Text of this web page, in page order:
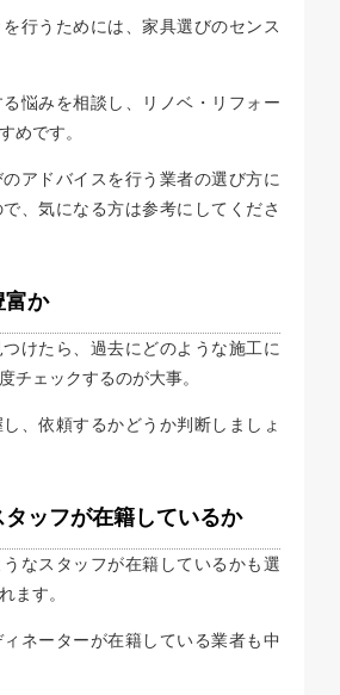
行うためには、家具選びのセンス
悩みを相談し、リノベ・リフォー
めです。
アドバイスを行う業者の選び方に
、気になる方は参考にしてくださ
富か
けたら、過去にどのような施工に
チェックするのが大事。
、依頼するかどうか判断しましょ
タッフが在籍しているか
なスタッフが在籍しているかも選
ます。
ネーターが在籍している業者も中